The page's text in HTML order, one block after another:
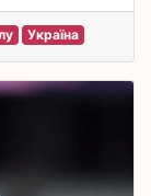
Україна